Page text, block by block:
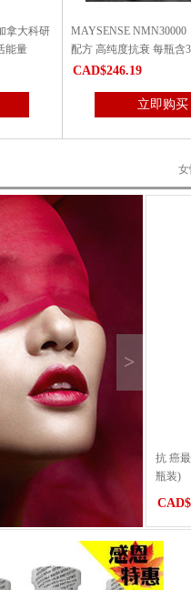
拿大科研
毫克...
宝力钙 6瓶特惠装 Byl-
整年！
CAD$339.20
立即购买
女
>
抗 癌
瓶装)